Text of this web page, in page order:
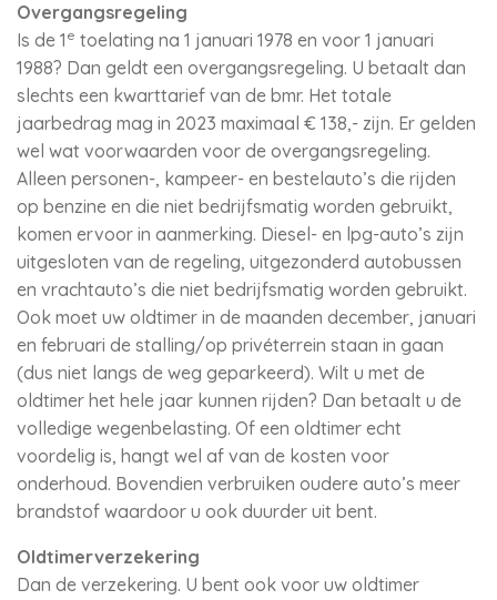
Overgangsregeling
Is de 1 e toelating na 1 januari 1978 en voor 1 januari
1988? Dan geldt een overgangsregeling. U betaalt dan
slechts een kwarttarief van de bmr. Het totale
jaarbedrag mag in 2023 maximaal € 138,- zijn. Er gelden
wel wat voorwaarden voor de overgangsregeling.
Alleen personen-, kampeer- en bestelauto’s die rijden
op benzine en die niet bedrijfsmatig worden gebruikt,
komen ervoor in aanmerking. Diesel- en lpg-auto’s zijn
uitgesloten van de regeling, uitgezonderd autobussen
en vrachtauto’s die niet bedrijfsmatig worden gebruikt.
Ook moet uw oldtimer in de maanden december, januari
en februari de stalling/op privéterrein staan in gaan
(dus niet langs de weg geparkeerd). Wilt u met de
oldtimer het hele jaar kunnen rijden? Dan betaalt u de
volledige wegenbelasting. Of een oldtimer echt
voordelig is, hangt wel af van de kosten voor
onderhoud. Bovendien verbruiken oudere auto’s meer
brandstof waardoor u ook duurder uit bent.
Oldtimerverzekering
Dan de verzekering. U bent ook voor uw oldtimer